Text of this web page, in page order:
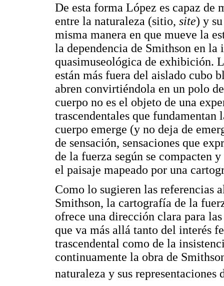
De esta forma López es capaz de
entre la naturaleza (sitio, site) y
misma manera en que mueve la
la dependencia de Smithson en
quasimuseológica de exhibición.
están más fuera del aislado cubo
abren convirtiéndola en un polo
cuerpo no es el objeto de una
trascendentales que
cuerpo emerge (y no deja de
de sensación, sensaciones que
de la fuerza según se compacten
el paisaje mapeado por una
Como lo sugieren las referencias
Smithson, la cartografía de la
ofrece una dirección clara para
que va más allá tanto del interés
trascendental como de la
continuamente la obra de
naturaleza y sus representaciones